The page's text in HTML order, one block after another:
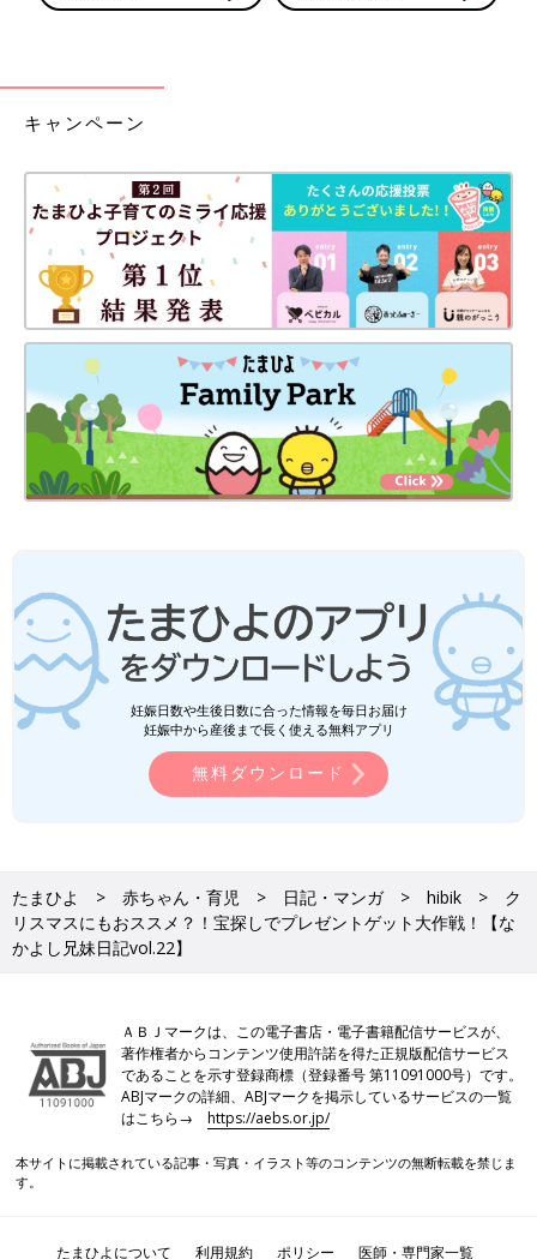
キャンペーン
妊娠日数や生後日数に合った情報を毎日お届け
妊娠中から産後まで長く使える無料アプリ
無料ダウンロード
たまひよ 赤ちゃん・育児 日記・マンガ hibik
ク
リスマスにもおススメ？！宝探しでプレゼントゲット大作戦！【な
かよし兄妹日記vol.22】
ＡＢＪマークは、この電子書店・電子書籍配信サービスが、
著作権者からコンテンツ使用許諾を得た正規版配信サービス
であることを示す登録商標（登録番号 第11091000号）です。
ABJマークの詳細、ABJマークを掲示しているサービスの一覧
はこちら→https://aebs.or.jp/
本サイトに掲載されている記事・写真・イラスト等のコンテンツの無断転載を禁じま
す。
たまひよについて 利用規約 ポリシー 医師・専門家一覧